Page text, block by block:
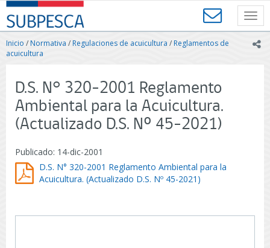
Contenido
principal
SUBPESCA
-
Subsecretaría
de
Acuicultura
Gobierno
de
Inicio /Normativa / Regulaciones de acuicultura /Reglamentos de
acuicultura
D.S. N° 320-2001 Reglamento
Ambiental para la Acuicultura.
(Actualizado D.S. Nº 45-2021)
Publicado: 14-dic-2001
D.S. N° 320-2001 Reglamento Ambiental para la
Acuicultura. (Actualizado D.S. Nº 45-2021)